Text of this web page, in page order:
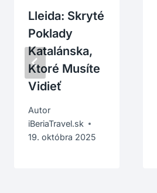
Lleida: Skryté
Poklady
Katalánska,
Ktoré Musíte
Vidieť
Autor
iBeriaTravel.sk
19. októbra 2025